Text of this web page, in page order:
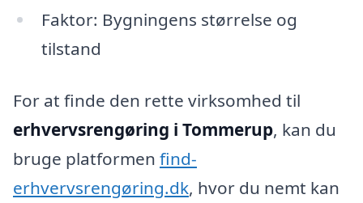
Faktor: Bygningens størrelse og
tilstand
For at finde den rette virksomhed til
erhvervsrengøring i Tommerup, kan du
bruge platformen find-
erhvervsrengøring.dk, hvor du nemt kan